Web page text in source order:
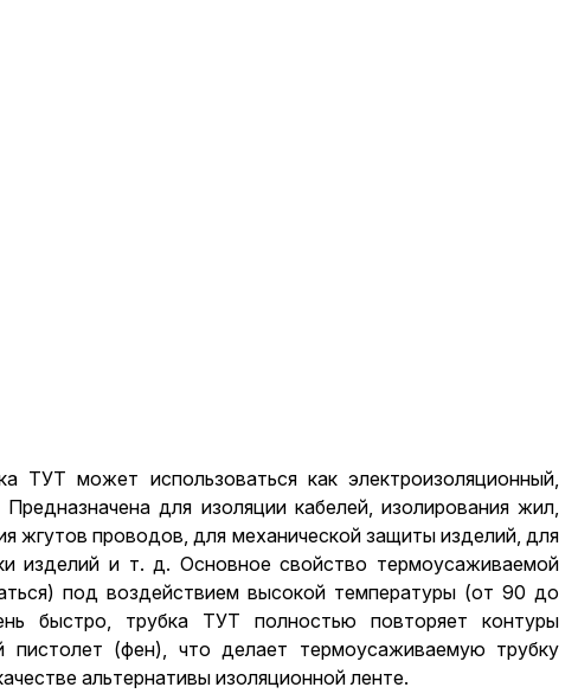
ТУТ может использоваться как электроизоляционный,
для изоляции кабелей, изолирования жил,
жгутов проводов, для механической защиты изделий, для
изделий и т. д. Основное свойство термоусаживаемой
под воздействием высокой температуры (от 90 до
быстро, трубка ТУТ полностью повторяет контуры
пистолет (фен), что делает термоусаживаемую трубку
альтернативы изоляционной ленте.